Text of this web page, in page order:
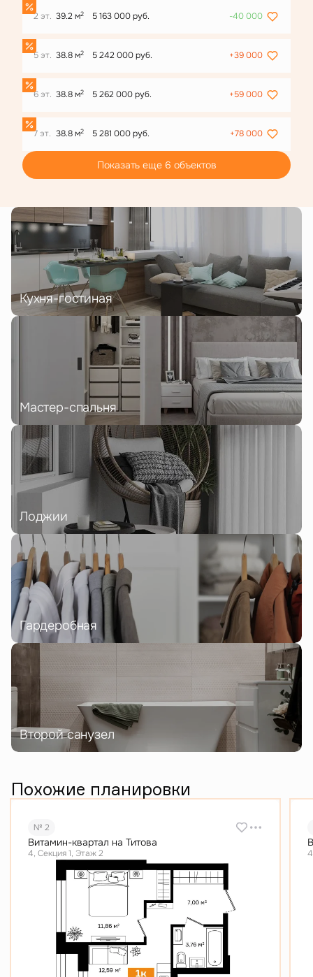
2 эт. 39.2 м2 5 163 000 руб. -40 000
5 эт. 38.8 м2 5 242 000 руб. +39 000
6 эт. 38.8 м2 5 262 000 руб. +59 000
7 эт. 38.8 м2 5 281 000 руб. +78 000
Показать еще 6 объектов
Кухня-гостиная
Мастер-спальня
Лоджии
Гардеробная
Второй санузел
Похожие планировки
№ 2
Витамин-квартал на Титова
4, Секция 1, Этаж 2